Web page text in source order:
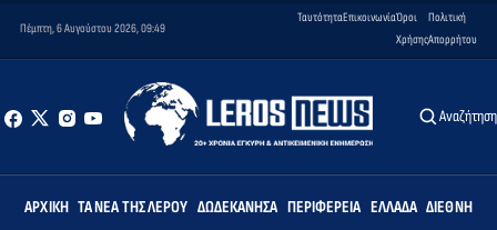
Πέμπτη, 6 Αυγούστου 2026, 09:49
ΤαυτότηταΕπικοινωνίαΌροι
Χρήσης
Πολιτική
Απορρήτου
Αναζήτηση
ΑΡΧΙΚΉ ΤΑ ΝΈΑ ΤΗΣ ΛΈΡΟΥ ΔΩΔΕΚΆΝΗΣΑ ΠΕΡΙΦΈΡΕΙΑ ΕΛΛΆΔΑ ΔΙΕΘΝΉ